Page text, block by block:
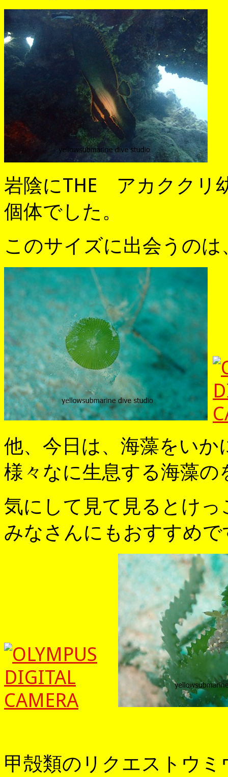
岩陰にTHE アカククリ
個体でした。
このサイズに出会うの
他、今日は、海藻をい
様々なに生息する海藻
気にして見て見るとけ
みなさんにもおすすめで
甲殻類のリクエストウ